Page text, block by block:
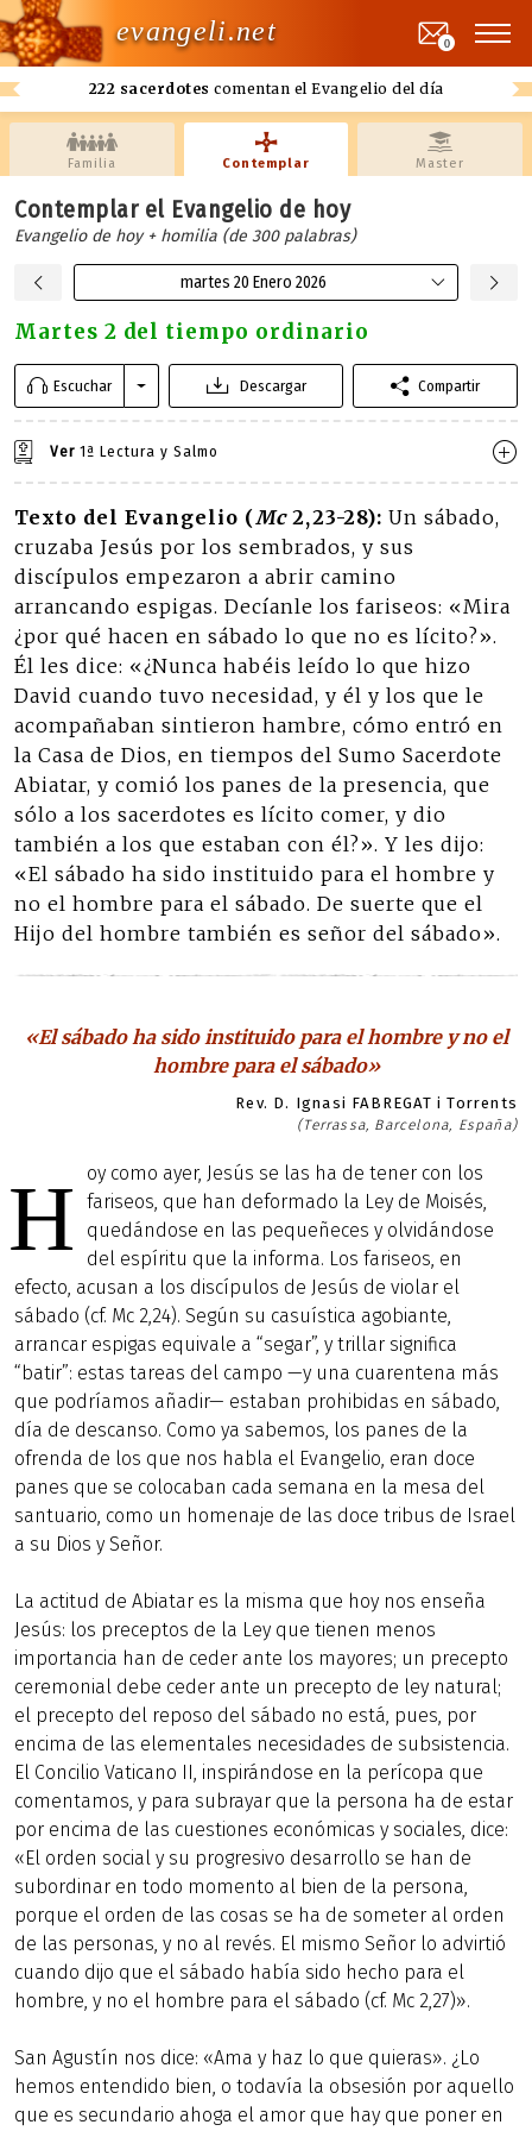
evangeli.net
222 sacerdotes comentan el Evangelio del día
0
Familia Contemplar Master
Contemplar el Evangelio de hoy
Evangelio de hoy + homilia (de 300 palabras)
martes 20 Enero 2026
Martes 2 del tiempo ordinario
Escuchar Descargar Compartir
Ver 1ª Lectura y Salmo
Texto del Evangelio (Mc2,23-28): Un sábado,
cruzaba Jesús por los sembrados, y sus
discípulos empezaron a abrir camino
arrancando espigas. Decíanle los fariseos: «Mira
¿por qué hacen en sábado lo que no es lícito?».
Él les dice: «¿Nunca habéis leído lo que hizo
David cuando tuvo necesidad, y él y los que le
acompañaban sintieron hambre, cómo entró en
la Casa de Dios, en tiempos del Sumo Sacerdote
Abiatar, y comió los panes de la presencia, que
sólo a los sacerdotes es lícito comer, y dio
también a los que estaban con él?». Y les dijo:
«El sábado ha sido instituido para el hombre y
no el hombre para el sábado. De suerte que el
Hijo del hombre también es señor del sábado».
«El sábado ha sido instituido para el hombre y no el
hombre para el sábado»
Rev. D. Ignasi FABREGAT i Torrents
(Terrassa, Barcelona, España)
H
oy como ayer, Jesús se las ha de tener con los
fariseos, que han deformado la Ley de Moisés,
quedándose en las pequeñeces y olvidándose
del espíritu que la informa. Los fariseos, en
efecto, acusan a los discípulos de Jesús de violar el
sábado (cf. Mc 2,24). Según su casuística agobiante,
arrancar espigas equivale a “segar”, y trillar significa
“batir”: estas tareas del campo —y una cuarentena más
que podríamos añadir— estaban prohibidas en sábado,
día de descanso. Como ya sabemos, los panes de la
ofrenda de los que nos habla el Evangelio, eran doce
panes que se colocaban cada semana en la mesa del
santuario, como un homenaje de las doce tribus de Israel
a su Dios y Señor.
La actitud de Abiatar es la misma que hoy nos enseña
Jesús: los preceptos de la Ley que tienen menos
importancia han de ceder ante los mayores; un precepto
ceremonial debe ceder ante un precepto de ley natural;
el precepto del reposo del sábado no está, pues, por
encima de las elementales necesidades de subsistencia.
El Concilio Vaticano II, inspirándose en la perícopa que
comentamos, y para subrayar que la persona ha de estar
por encima de las cuestiones económicas y sociales, dice:
«El orden social y su progresivo desarrollo se han de
subordinar en todo momento al bien de la persona,
porque el orden de las cosas se ha de someter al orden
de las personas, y no al revés. El mismo Señor lo advirtió
cuando dijo que el sábado había sido hecho para el
hombre, y no el hombre para el sábado (cf. Mc 2,27)».
San Agustín nos dice: «Ama y haz lo que quieras». ¿Lo
hemos entendido bien, o todavía la obsesión por aquello
que es secundario ahoga el amor que hay que poner en